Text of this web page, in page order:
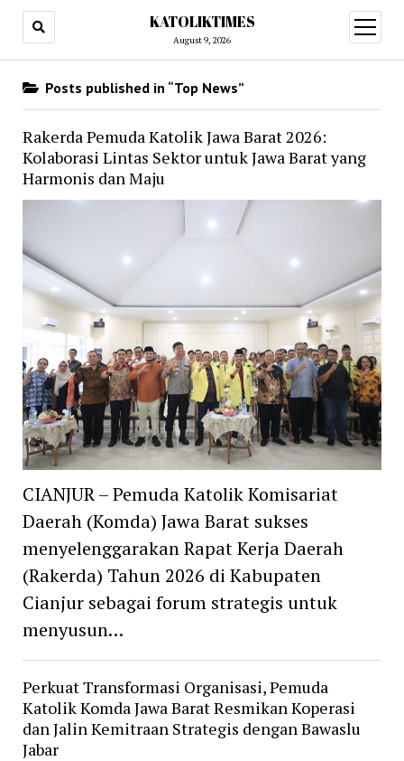
KATOLIKTIMES
August 9, 2026
open
menu
Posts published in “Top News”
Rakerda Pemuda Katolik Jawa Barat 2026:
Kolaborasi Lintas Sektor untuk Jawa Barat yang
Harmonis dan Maju
CIANJUR – Pemuda Katolik Komisariat
Daerah (Komda) Jawa Barat sukses
menyelenggarakan Rapat Kerja Daerah
(Rakerda) Tahun 2026 di Kabupaten
Cianjur sebagai forum strategis untuk
menyusun…
Perkuat Transformasi Organisasi, Pemuda
Katolik Komda Jawa Barat Resmikan Koperasi
dan Jalin Kemitraan Strategis dengan Bawaslu
Jabar